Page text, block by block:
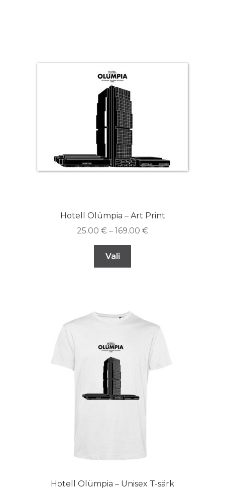
Hotell Olümpia – Art Print
25.00 € – 169.00 €
Vali
Hotell Olümpia – Unisex T-särk